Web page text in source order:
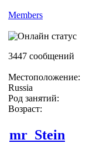
Members
3447 сообщений
Местоположение:
Russia
Род занятий:
Возраст:
mr_Stein